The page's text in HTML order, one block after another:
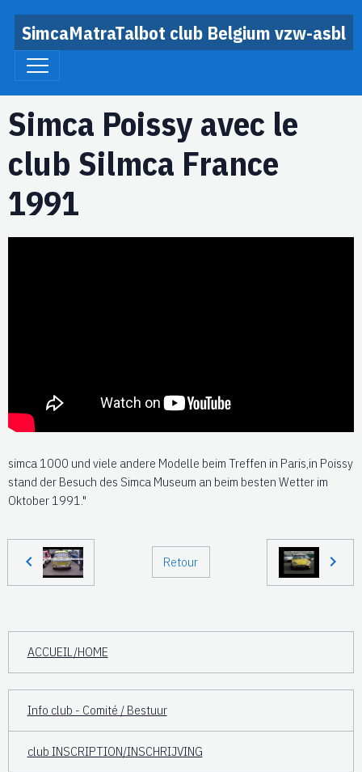
SimcaMatraTalbot club Belgium vzw-asbl
Simca Poissy avec le
club Silmca France
1991
simca 1000 und viele andere Modelle beim Treffen in Paris,in Poissy
stand der Besuch des Simca Museum an beim besten Wetter im
Oktober 1991."
Retour
ACCUEIL/HOME
Info club - Comité / Bestuur
club INSCRIPTION/INSCHRIJVING